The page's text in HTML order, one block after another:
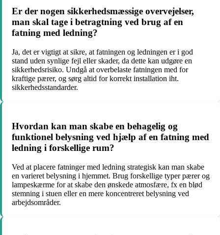
Er der nogen sikkerhedsmæssige overvejelser,
man skal tage i betragtning ved brug af en
fatning med ledning?
Ja, det er vigtigt at sikre, at fatningen og ledningen er i god
stand uden synlige fejl eller skader, da dette kan udgøre en
sikkerhedsrisiko. Undgå at overbelaste fatningen med for
kraftige pærer, og sørg altid for korrekt installation iht.
sikkerhedsstandarder.
Hvordan kan man skabe en behagelig og
funktionel belysning ved hjælp af en fatning med
ledning i forskellige rum?
Ved at placere fatninger med ledning strategisk kan man skabe
en varieret belysning i hjemmet. Brug forskellige typer pærer og
lampeskærme for at skabe den ønskede atmosfære, fx en blød
stemning i stuen eller en mere koncentreret belysning ved
arbejdsområder.